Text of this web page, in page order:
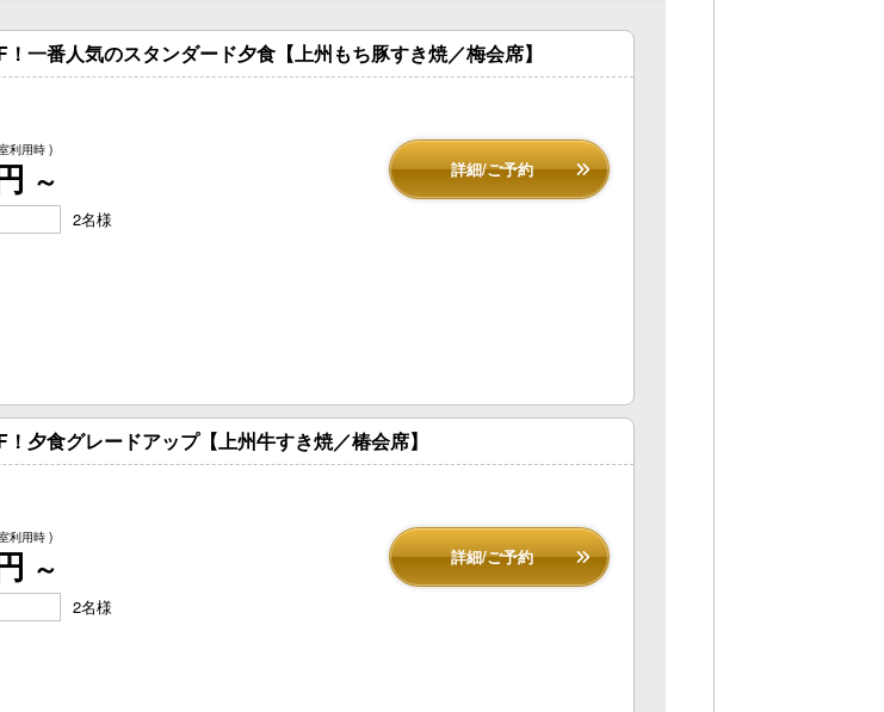
一番人気のスタンダード夕食【上州もち豚すき焼／梅会席】
利用時 )
～ 詳細/ご予約
2名様
夕食グレードアップ【上州牛すき焼／椿会席】
利用時 )
～ 詳細/ご予約
2名様